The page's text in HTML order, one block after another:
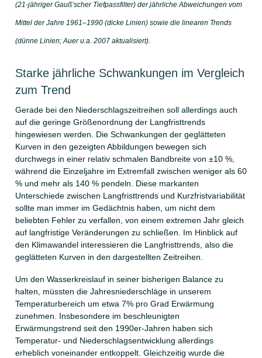
(21-jähriger Gauß’scher Tiefpassfilter) der jährliche Abweichungen vom
Mittel der Jahre 1961–1990 (dicke Linien) sowie die linearen Trends
(dünne Linien; Auer u.a. 2007 aktualisiert).
Starke jährliche Schwankungen im Vergleich
zum Trend
Gerade bei den Niederschlagszeitreihen soll allerdings auch
auf die geringe Größenordnung der Langfristtrends
hingewiesen werden. Die Schwankungen der geglätteten
Kurven in den gezeigten Abbildungen bewegen sich
durchwegs in einer relativ schmalen Bandbreite von ±10 %,
während die Einzeljahre im Extremfall zwischen weniger als 60
% und mehr als 140 % pendeln. Diese markanten
Unterschiede zwischen Langfristtrends und Kurzfristvariabilität
sollte man immer im Gedächtnis haben, um nicht dem
beliebten Fehler zu verfallen, von einem extremen Jahr gleich
auf langfristige Veränderungen zu schließen. Im Hinblick auf
den Klimawandel interessieren die Langfristtrends, also die
geglätteten Kurven in den dargestellten Zeitreihen.
Um den Wasserkreislauf in seiner bisherigen Balance zu
halten, müssten die Jahresniederschläge in unserem
Temperaturbereich um etwa 7% pro Grad Erwärmung
zunehmen. Insbesondere im beschleunigten
Erwärmungstrend seit den 1990er-Jahren haben sich
Temperatur- und Niederschlagsentwicklung allerdings
erheblich voneinander entkoppelt. Gleichzeitig wurde die